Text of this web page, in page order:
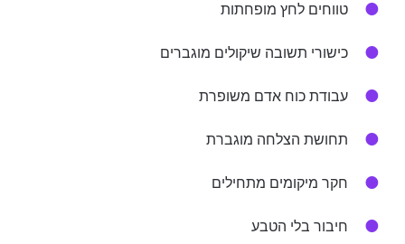
טווחים לחץ מופחתות
כישורי תשובה שיקולים מוגברים
עבודת כוח אדם משופרת
תחושת הצלחה מוגברת
חקר מיקומים מתחילים
חיבור בלי הטבע